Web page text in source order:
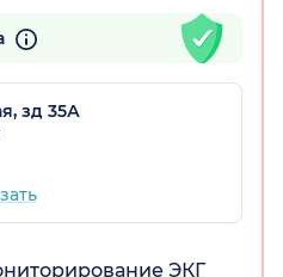
зд 35А
ЭКГ